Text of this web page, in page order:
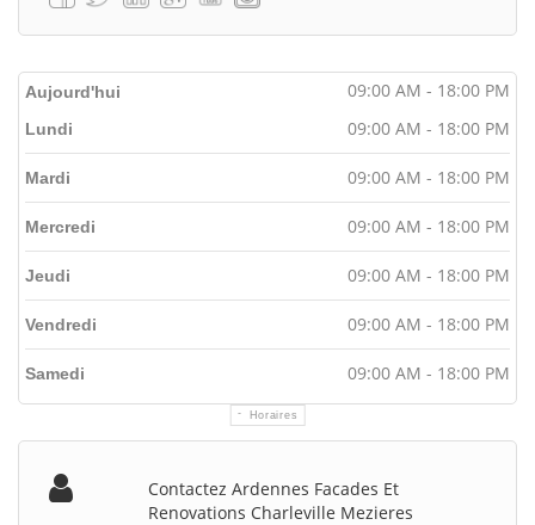
Aujourd'hui 09:00 AM - 18:00 PM
Horaires
Lundi 09:00 AM - 18:00 PM
Mardi 09:00 AM - 18:00 PM
Mercredi 09:00 AM - 18:00 PM
Jeudi 09:00 AM - 18:00 PM
Vendredi 09:00 AM - 18:00 PM
Samedi 09:00 AM - 18:00 PM
Contactez Ardennes Facades Et
Renovations Charleville Mezieres